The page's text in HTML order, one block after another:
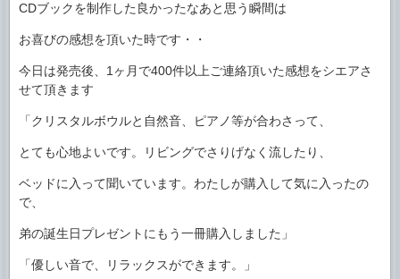
CDブックを制作した良かったなあと思う瞬間は
お喜びの感想を頂いた時です・・
今日は発売後、1ヶ月で400件以上ご連絡頂いた感想をシエアさ
せて頂きます
「クリスタルボウルと自然音、ピアノ等が合わさって、
とても心地よいです。リビングでさりげなく流したり、
ベッドに入って聞いています。わたしが購入して気に入ったの
で、
弟の誕生日プレゼントにもう一冊購入しました」
「優しい音で、リラックスができます。」